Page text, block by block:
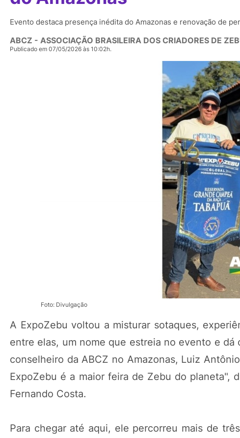
Evento destaca presença inédita do Amazonas e renovação de
ABCZ - ASSOCIAÇÃO BRASILEIRA DOS CRIADORES DE
Publicado em 07/05/2026 às 10:02h.
Foto: Divulgação
A ExpoZebu voltou a misturar sotaques,
entre elas, um nome que estreia no evento e
conselheiro da ABCZ no Amazonas, Luiz
ExpoZebu é a maior feira de Zebu do planeta",
Fernando Costa.
Para chegar até aqui, ele percorreu mais de